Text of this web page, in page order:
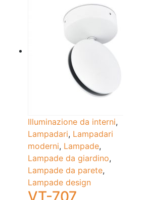
Illuminazione da interni,
Lampadari, Lampadari
moderni, Lampade,
Lampade da giardino,
Lampade da parete,
Lampade design